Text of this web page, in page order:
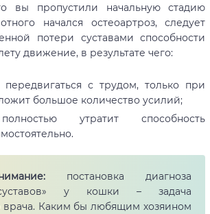
вы пропустили начальную стадию
начался остеоартроз, следует
потери суставами способности
движение, в результате чего:
передвигаться с трудом, только при
большое количество усилий;
утратит способность
постановка диагноза
у кошки – задача
врача. Каким бы любящим хозяином